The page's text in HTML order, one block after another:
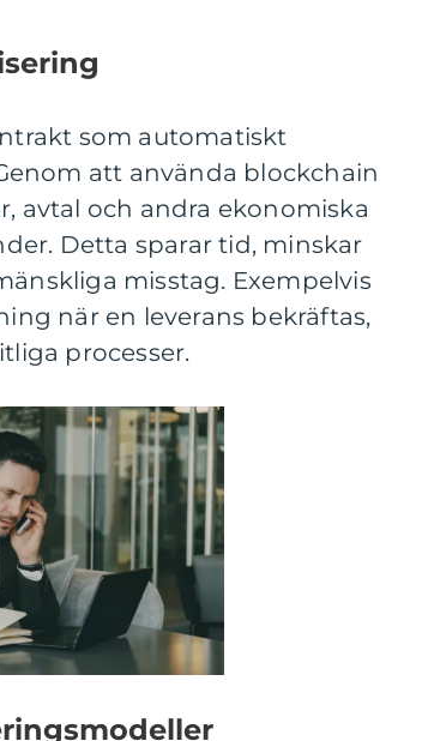
som automatiskt
att använda blockchain
avtal och andra ekonomiska
Detta sparar tid, minskar
misstag. Exempelvis
när en leverans bekräftas,
processer.